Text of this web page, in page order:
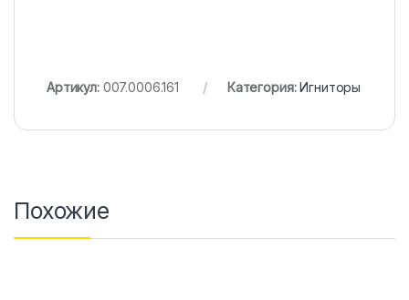
Артикул: 007.0006.161 Категория:Игниторы
Похожие